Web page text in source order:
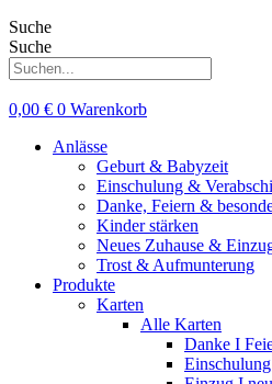
Suche
Suche
0,00 € 0 Warenkorb
Anlässe
Geburt & Babyzeit
Einschulung &
Danke, Feiern &
Kinder stärken
Neues Zuhause &
Trost & Aufmunterung
Produkte
Karten
Alle Karten
Danke I